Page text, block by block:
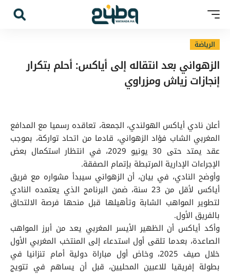
الرياضة
الزهواني بعد انتقاله إلى أياكس: أحلم بتكرار
إنجازات زياش ومزراوي
أعلن نادي أياكس الهولندي، الجمعة، تعاقده رسميا مع المدافع
المغربي الشاب فؤاد الزهواني، قادما من اتحاد تواركة، بموجب
عقد يمتد حتى 30 يونيو 2029، في انتظار استكمال بعض
الإجراءات الإدارية المرتبطة بإتمام الصفقة.
وأوضح النادي، في بيان، أن الزهواني سيبدأ مشواره مع فريق
أياكس لأقل من 23 سنة، ضمن البرنامج الذي يعتمده النادي
لتطوير المواهب الشابة وتأهيلها قبل منحها فرصة الالتحاق
بالفريق الأول.
وأكد أياكس أن الظهير الأيسر المغربي يعد من أبرز المواهب
الصاعدة، بعدما تلقى أول استدعاء إلى المنتخب المغربي الأول
خلال صيف 2025، وخاض أول مباراة دولية أمام تنزانيا في
بطولة إفريقيا للاعبين المحليين، قبل أن يساهم في تتويج